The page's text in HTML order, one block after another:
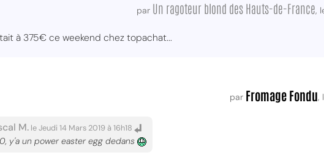
par Un ragoteur blond des Hauts-de-France,
à 375€ ce weekend chez topachat...
par Fromage Fondu,
M. le Jeudi 14 Mars 2019 à 16h18
y'a un power easter egg dedans